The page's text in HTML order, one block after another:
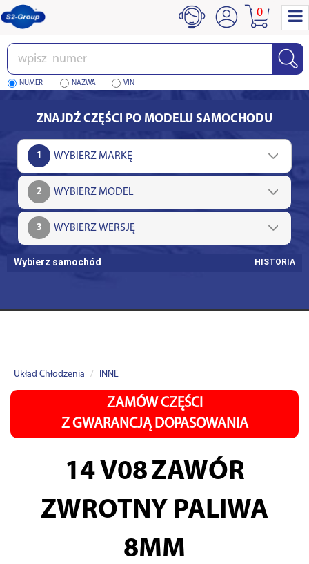
Wpisz
numer
NUMER NAZWA VIN
0
ZNAJDŹ CZĘŚCI PO MODELU SAMOCHODU
1
2
3
Wybierz samochód HISTORIA
Układ Chłodzenia INNE
ZAMÓW CZĘŚCI
Z GWARANCJĄ DOPASOWANIA
14 V08ZAWÓR
ZWROTNY PALIWA
8MM